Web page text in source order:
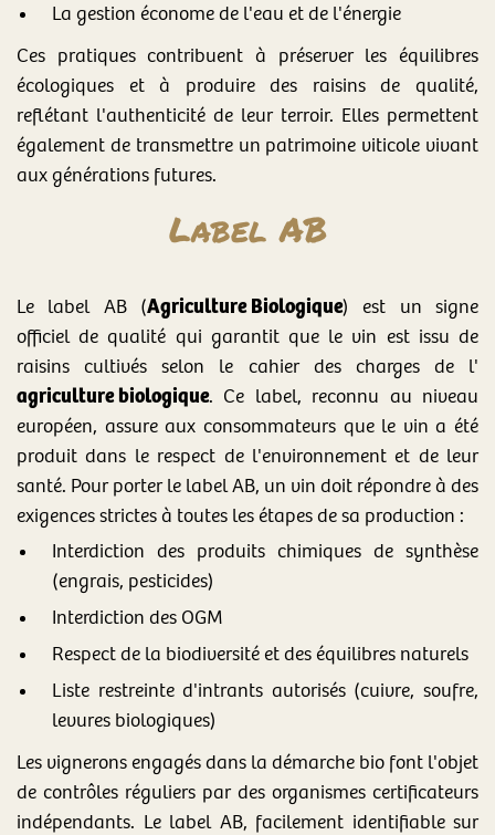
La gestion économe de l'eau et de l'énergie
Ces pratiques contribuent à préserver les équilibres
écologiques et à produire des raisins de qualité,
reflétant l'authenticité de leur terroir. Elles permettent
également de transmettre un patrimoine viticole vivant
aux générations futures.
Label AB
Le label AB (Agriculture Biologique) est un signe
officiel de qualité qui garantit que le vin est issu de
raisins cultivés selon le cahier des charges de l'
agriculture biologique. Ce label, reconnu au niveau
européen, assure aux consommateurs que le vin a été
produit dans le respect de l'environnement et de leur
santé. Pour porter le label AB, un vin doit répondre à des
exigences strictes à toutes les étapes de sa production :
Interdiction des produits chimiques de synthèse
(engrais, pesticides)
Interdiction des OGM
Respect de la biodiversité et des équilibres naturels
Liste restreinte d'intrants autorisés (cuivre, soufre,
levures biologiques)
Les vignerons engagés dans la démarche bio font l'objet
de contrôles réguliers par des organismes certificateurs
indépendants. Le label AB, facilement identifiable sur